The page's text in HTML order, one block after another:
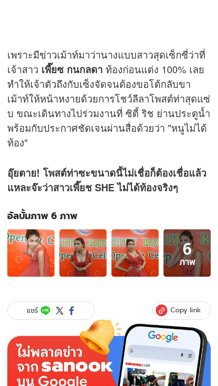
เพราะมีข่าวเม้าท์มาว่านางแบบสาวสุดเซ็กซี่ว่าที่
เจ้าสาว เพี๊ยซ กนกลดา ท้องก่อนแต่ง 100% เลย
ทำให้เจ้าตัวถึงกับเซ็งจัดจนต้องขอโต้กลับขา
เม้าท์ให้หน้าหงายด้วยการโชว์ลีลาโพสต์ท่าสุดแซ่
บ ขณะเดินทางไปร่วมงานที่ ซิตี้ ริช ย่านประตูน้ำ
พร้อมกับประกาศชัดเจนผ่านสื่อด้วยว่า "หนูไม่ได้
ท้อง"
อุ๊ยตาย! โพสต์ท่าซะขนาดนี้ไม่เชื่อก็ต้องเชื่อแล้ว
แหละจ๊ะว่าสาวเพี๊ยช SHE ไม่ได้ท้องจริงๆ
อัลบั้มภาพ 6 ภาพ
อัลบั้ม
ภาพ
ภาพ
ของ
เพี๊ยช
โพสต์
ยาก
โต้
ท้อง
ก่อน
แต่ง
6
ภาพ
แชร์ Copy link